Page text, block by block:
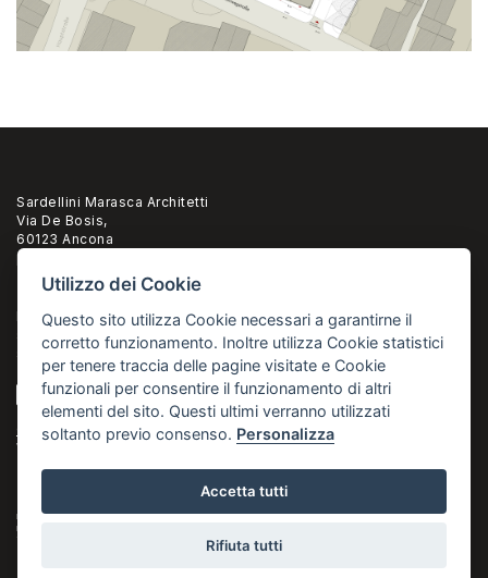
Sardellini Marasca Architetti
Via De Bosis,
60123 Ancona
pi 02294960428
F.+39 071 2082631
studio@sardellinimarasca.com
sardellinimarasca@pec.it
Cookies
Webdesign:
m_cingolani v_pandico
La riproduzione di tutte le fotografie e dei testi di questo sito è vietata. Le immagini fotografiche ed i testi non
possono essere riprodotti elettronicamente o digitalmente, non possono essere archiviate né trasmesse in alcuna
forma e con alcun mezzo.
Utilizzo dei Cookie
Questo sito utilizza Cookie necessari a garantirne il
corretto funzionamento. Inoltre utilizza Cookie statistici
per tenere traccia delle pagine visitate e Cookie
funzionali per consentire il funzionamento di altri
elementi del sito. Questi ultimi verranno utilizzati
soltanto previo consenso. Personalizza
Accetta tutti
Rifiuta tutti